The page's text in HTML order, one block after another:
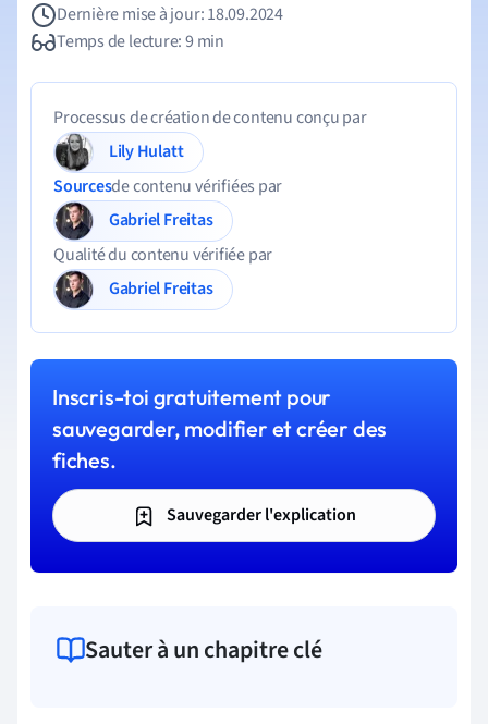
Dernière mise à jour: 18.09.2024
Temps de lecture: 9 min
Processus de création de contenu conçu par
Lily Hulatt
Sourcesde contenu vérifiées par
Gabriel Freitas
Qualité du contenu vérifiée par
Gabriel Freitas
Inscris-toi gratuitement pour
sauvegarder, modifier et créer des
fiches.
Sauvegarder l'explication
Sauter à un chapitre clé